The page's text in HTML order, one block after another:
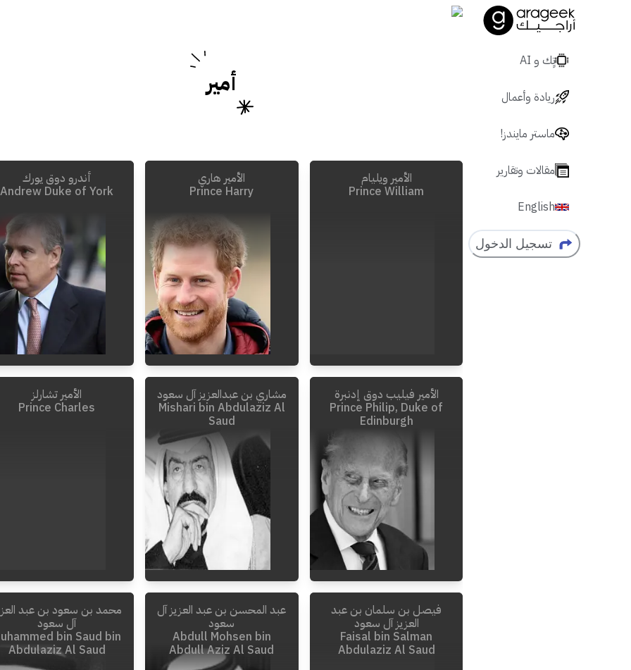
تٍك و AI
ريادة وأعمال
ماستر مايندز!
مقالات وتقارير
English
تسجيل الدخول
أمير
الأمير ويليام
Prince William
الأمير هاري
Prince Harry
أندرو دوق يورك
Andrew Duke of York
1921
-
2021
الأمير فيليب دوق إدنبرة
Prince Philip, Duke of
Edinburgh
1930
-
2000
مشاري بن عبدالعزيز آل سعود
Mishari bin Abdulaziz Al
Saud
الأمير تشارلز
Prince Charles
فيصل بن سلمان بن عبد
العزيز آل سعود
Faisal bin Salman
Abdulaziz Al Saud
عبد المحسن بن عبد العزيز آل
سعود
Abdull Mohsen bin
Abdull Aziz Al Saud
محمد بن سعود بن عبد
آل سعود
bin Saud bin
Abdulaziz Al Saud